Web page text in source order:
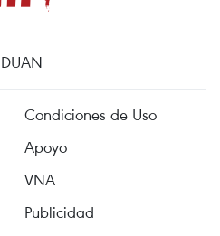
Condiciones de Uso
Apoyo
VNA
Publicidad